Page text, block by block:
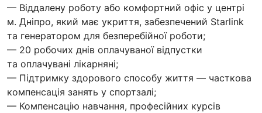
— Віддалену роботу або комфортний офіс у центрі
м. Дніпро, який має укриття, забезпечений Starlink
та генератором для безперебійної роботи;
— 20 робочих днів оплачуваної відпустки
та оплачувані лікарняні;
— Підтримку здорового способу життя — часткова
компенсація занять у спортзалі;
— Компенсацію навчання, професійних курсів